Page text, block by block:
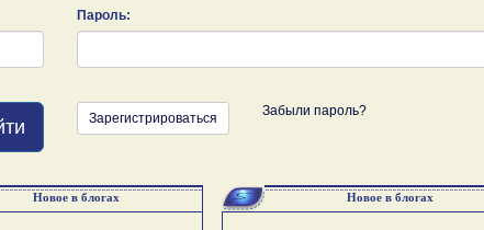
Пароль:
Зарегистрироваться Забыли пароль?
Новое в блогах Новое в блогах